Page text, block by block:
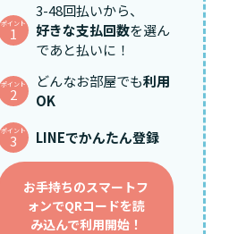
ポイント
1
3-48回払いから、
好きな支払回数を選ん
であと払いに！
ポイント
2
どんなお部屋でも利用
OK
ポイント
3 LINEでかんたん登録
お手持ちのスマートフ
ォンでQRコードを読
み込んで利用開始！